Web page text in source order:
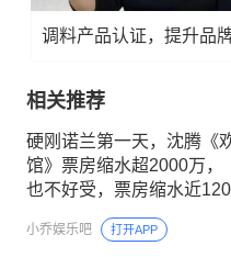
调料产品认证，提升品
相关推荐
硬刚诺兰第一天，沈腾《
馆》票房缩水超2000万，
也不好受，票房缩水近
《八仙》涨了
小乔娱乐吧 打开APP